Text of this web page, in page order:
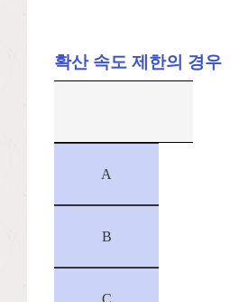
확산 속도 제한의 경우
A
B
C